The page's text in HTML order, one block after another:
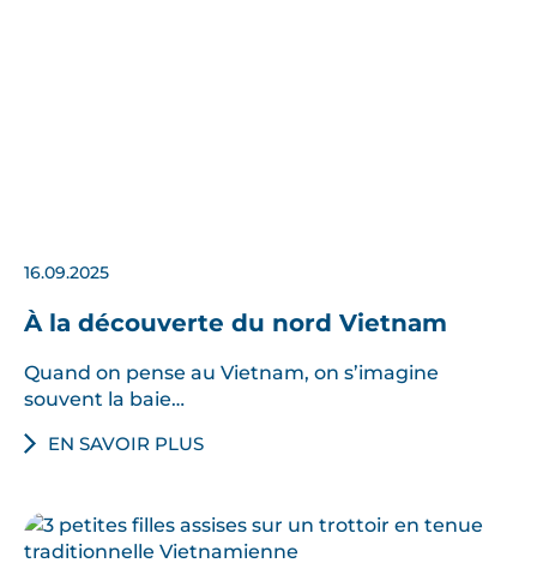
16.09.2025
À la découverte du nord Vietnam
Quand on pense au Vietnam, on s’imagine
souvent la baie…
EN SAVOIR PLUS